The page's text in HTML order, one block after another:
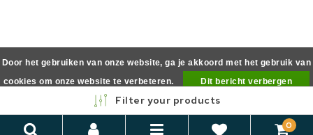
Filter your products
0
Door het gebruiken van onze website, ga je akkoord met het gebruik van
cookies om onze website te verbeteren.
Dit bericht verbergen
Meer over cookies »